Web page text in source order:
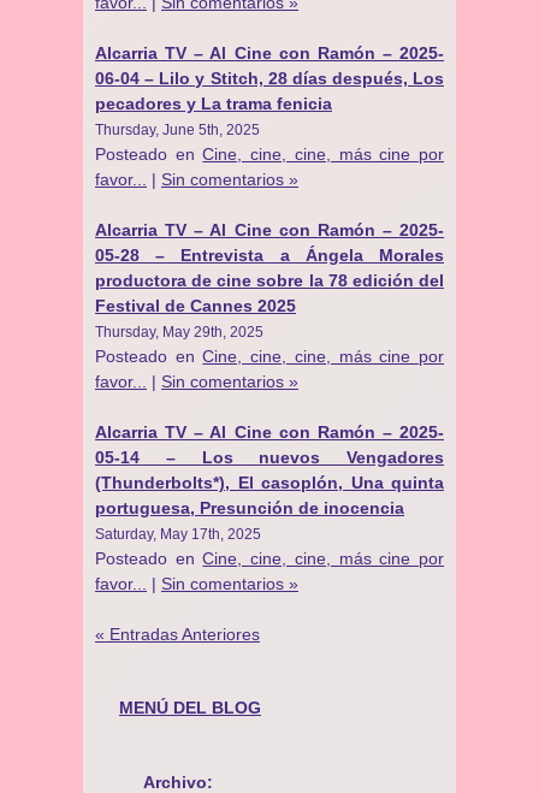
Alcarria TV – Al Cine con Ramón – 2025-
06-04 – Lilo y Stitch, 28 días después, Los
pecadores y La trama fenicia
Thursday, June 5th, 2025
Posteado enCine, cine, cine, más cine por
favor...
| Sin comentarios »
Alcarria TV – Al Cine con Ramón – 2025-
05-28 – Entrevista a Ángela Morales
productora de cine sobre la 78 edición del
Festival de Cannes 2025
Thursday, May 29th, 2025
Posteado enCine, cine, cine, más cine por
favor...
| Sin comentarios »
Alcarria TV – Al Cine con Ramón – 2025-
05-14 – Los nuevos Vengadores
(Thunderbolts*), El casoplón, Una quinta
portuguesa, Presunción de inocencia
Saturday, May 17th, 2025
Posteado enCine, cine, cine, más cine por
favor...
| Sin comentarios »
« Entradas Anteriores
MENÚ DEL BLOG
Archivo: